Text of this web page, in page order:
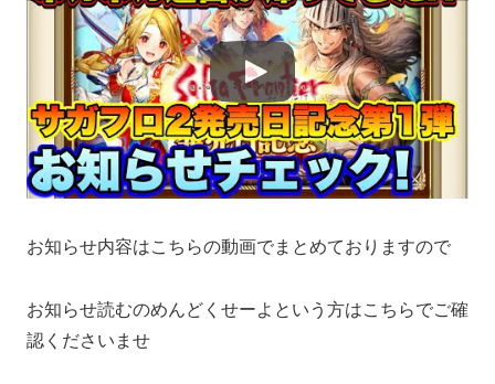
お知らせ内容はこちらの動画でまとめておりますので
お知らせ読むのめんどくせーよという方はこちらでご確
認くださいませ